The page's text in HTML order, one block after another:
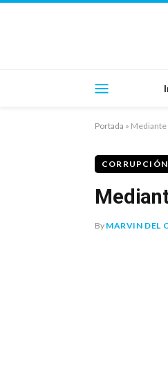
Portada » Mediante
CORRUPCIÓN
By MARVIN DEL